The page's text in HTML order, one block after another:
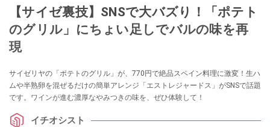
【サイゼ裏技】SNSで大バズり！「ポテト
のグリル」にちょい足しでバルの味を再
現
サイゼリヤの「ポテトのグリル」が、770円で絶品スペイン料理に激変！生ハ
ムや半熟卵を混ぜるだけの簡単アレンジ「エストレジャードス」がSNSで話題
です。ワインが進む濃厚なやみつきの味を、ぜひ体験して！
イチオシスト